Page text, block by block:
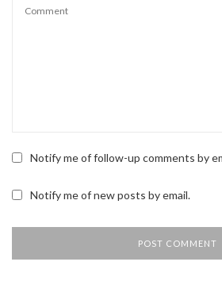
Notify me of follow-up comments by
Notify me of new posts by email.